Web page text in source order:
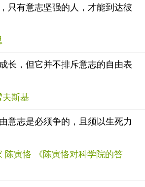
只有意志坚强的人，才能到达彼
长，但它并不排斥意志的自由表
斯基
意志是必须争的，且须以生死力
陈寅恪 《陈寅恪对科学院的答